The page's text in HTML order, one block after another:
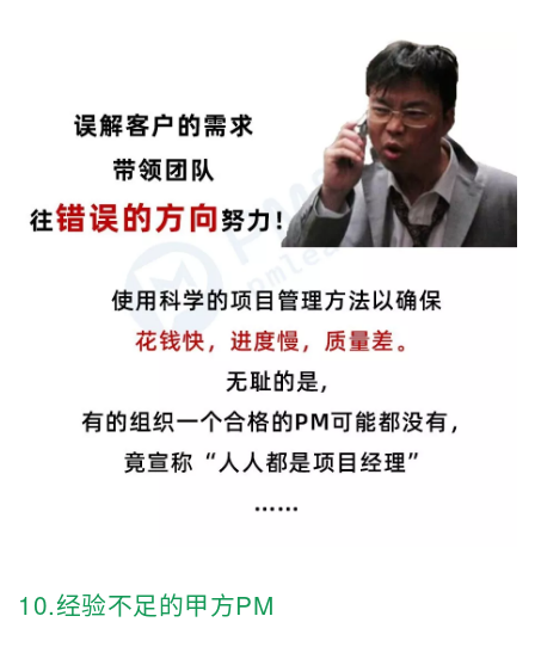
10.经验不足的甲方PM